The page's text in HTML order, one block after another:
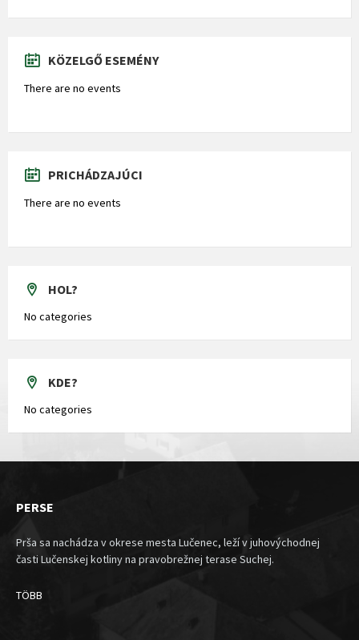
KÖZELGŐ ESEMÉNY
There are no events
PRICHÁDZAJÚCI
There are no events
HOL?
No categories
KDE?
No categories
PERSE
Prša sa nachádza v okrese mesta Lučenec, leží v juhovýchodnej
časti Lučenskej kotliny na pravobrežnej terase Suchej.
TÖBB